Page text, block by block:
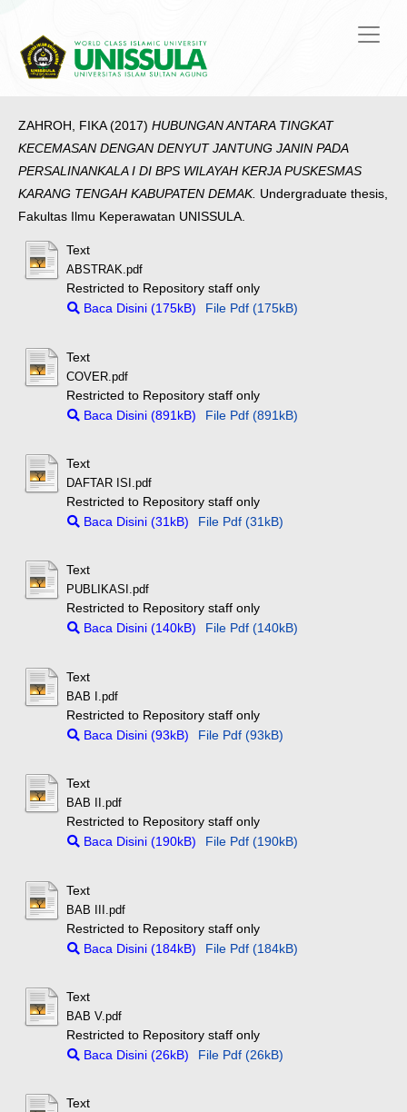
ZAHROH, FIKA(2017) HUBUNGAN ANTARA TINGKAT
KECEMASAN DENGAN DENYUT JANTUNG JANIN PADA
PERSALINANKALA I DI BPS WILAYAH KERJA PUSKESMAS
KARANG TENGAH KABUPATEN DEMAK. Undergraduate thesis,
Fakultas Ilmu Keperawatan UNISSULA.
Text
ABSTRAK.pdf
Restricted to Repository staff only
Baca Disini (175kB)
File Pdf (175kB)
Text
COVER.pdf
Restricted to Repository staff only
Baca Disini (891kB)
File Pdf (891kB)
Text
DAFTAR ISI.pdf
Restricted to Repository staff only
Baca Disini (31kB)
File Pdf (31kB)
Text
PUBLIKASI.pdf
Restricted to Repository staff only
Baca Disini (140kB)
File Pdf (140kB)
Text
BAB I.pdf
Restricted to Repository staff only
Baca Disini (93kB)
File Pdf (93kB)
Text
BAB II.pdf
Restricted to Repository staff only
Baca Disini (190kB)
File Pdf (190kB)
Text
BAB III.pdf
Restricted to Repository staff only
Baca Disini (184kB)
File Pdf (184kB)
Text
BAB V.pdf
Restricted to Repository staff only
Baca Disini (26kB)
File Pdf (26kB)
Text